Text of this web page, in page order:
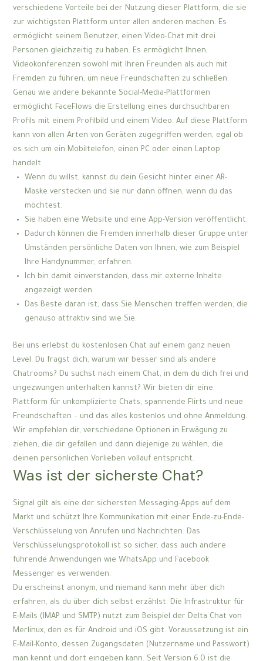
verschiedene Vorteile bei der Nutzung dieser Plattform, die sie
zur wichtigsten Plattform unter allen anderen machen. Es
ermöglicht seinem Benutzer, einen Video-Chat mit drei
Personen gleichzeitig zu haben. Es ermöglicht Ihnen,
Videokonferenzen sowohl mit Ihren Freunden als auch mit
Fremden zu führen, um neue Freundschaften zu schließen.
Genau wie andere bekannte Social-Media-Plattformen
ermöglicht FaceFlows die Erstellung eines durchsuchbaren
Profils mit einem Profilbild und einem Video. Auf diese Plattform
kann von allen Arten von Geräten zugegriffen werden, egal ob
es sich um ein Mobiltelefon, einen PC oder einen Laptop
handelt.
Wenn du willst, kannst du dein Gesicht hinter einer AR-
Maske verstecken und sie nur dann öffnen, wenn du das
möchtest.
Sie haben eine Website und eine App-Version veröffentlicht.
Dadurch können die Fremden innerhalb dieser Gruppe unter
Umständen persönliche Daten von Ihnen, wie zum Beispiel
Ihre Handynummer, erfahren.
Ich bin damit einverstanden, dass mir externe Inhalte
angezeigt werden.
Das Beste daran ist, dass Sie Menschen treffen werden, die
genauso attraktiv sind wie Sie.
Bei uns erlebst du kostenlosen Chat auf einem ganz neuen
Level. Du fragst dich, warum wir besser sind als andere
Chatrooms? Du suchst nach einem Chat, in dem du dich frei und
ungezwungen unterhalten kannst? Wir bieten dir eine
Plattform für unkomplizierte Chats, spannende Flirts und neue
Freundschaften – und das alles kostenlos und ohne Anmeldung.
Wir empfehlen dir, verschiedene Optionen in Erwägung zu
ziehen, die dir gefallen und dann diejenige zu wählen, die
deinen persönlichen Vorlieben vollauf entspricht.
Was ist der sicherste Chat?
Signal gilt als eine der sichersten Messaging-Apps auf dem
Markt und schützt Ihre Kommunikation mit einer Ende-zu-Ende-
Verschlüsselung von Anrufen und Nachrichten. Das
Verschlüsselungsprotokoll ist so sicher, dass auch andere
führende Anwendungen wie WhatsApp und Facebook
Messenger es verwenden.
Du erscheinst anonym, und niemand kann mehr über dich
erfahren, als du über dich selbst erzählst. Die Infrastruktur für
E-Mails (IMAP und SMTP) nutzt zum Beispiel der Delta Chat von
Merlinux, den es für Android und iOS gibt. Voraussetzung ist ein
E-Mail-Konto, dessen Zugangsdaten (Nutzername und Passwort)